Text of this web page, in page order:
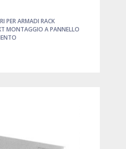
PER ARMADI RACK
MONTAGGIO A PANNELLO